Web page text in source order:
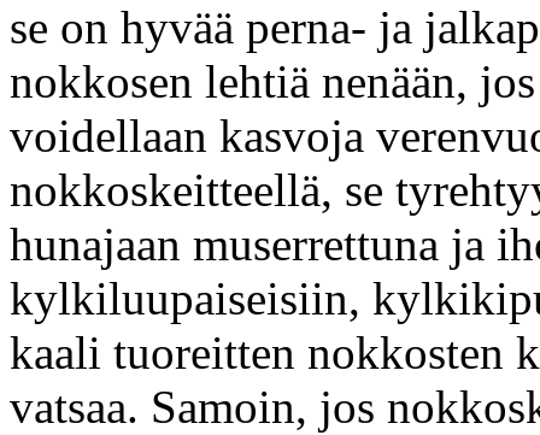
se on hyvää perna- ja
nokkosen lehtiä nenään,
voidellaan kasvoja
nokkoskeitteellä, se
hunajaan muserrettuna ja
kylkiluupaiseisiin,
kaali tuoreitten nokkosten
vatsaa. Samoin, jos